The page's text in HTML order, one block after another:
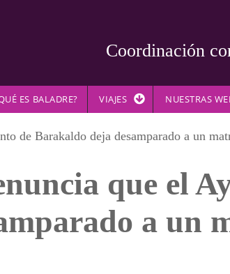
Coordinación
ES BALADRE? VIAJES NUESTRAS
de Barakaldo deja desamparado a un
que el
a un